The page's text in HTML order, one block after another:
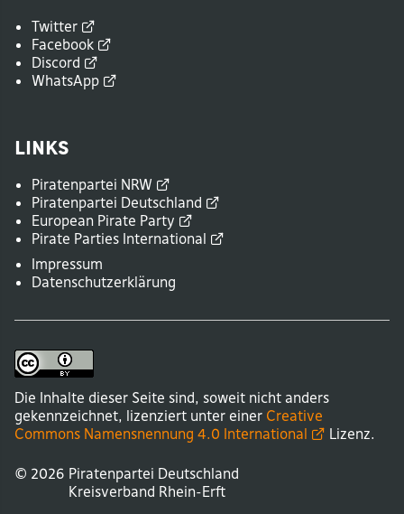
Twitter
Facebook
Discord
WhatsApp
Links
Piratenpartei NRW
Piratenpartei Deutschland
European Pirate Party
Pirate Parties International
Impressum
Datenschutzerklärung
Die Inhalte dieser Seite sind, soweit nicht anders
gekennzeichnet, lizenziert unter einer Creative
Commons Namensnennung 4.0 International Lizenz.
© 2026 Piratenpartei Deutschland
Kreisverband Rhein-Erft